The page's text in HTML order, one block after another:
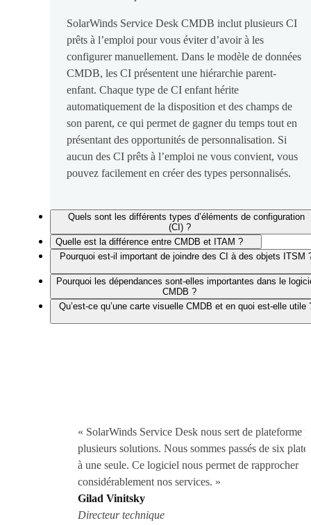
SolarWinds Service Desk CMDB inclut plusieurs CI
prêts à l’emploi pour vous éviter d’avoir à les
configurer manuellement. Dans le modèle de données
CMDB, les CI présentent une hiérarchie parent-
enfant. Chaque type de CI enfant hérite
automatiquement de la disposition et des champs de
son parent, ce qui permet de gagner du temps tout en
présentant des opportunités de personnalisation. Si
aucun des CI prêts à l’emploi ne vous convient, vous
pouvez facilement en créer des types personnalisés.
Quels sont les différents types d’éléments de configuration
(CI) ?
Quelle est la différence entre CMDB et ITAM ?
Pourquoi est-il important de joindre des CI à des objets ITSM
Pourquoi les dépendances sont-elles importantes dans le
CMDB ?
Qu’est-ce qu’une carte visuelle CMDB et en quoi est-elle utile
« SolarWinds Service Desk nous sert de plateforme
plusieurs solutions. Nous sommes passés de six
à une seule. Ce logiciel nous permet de rapprocher
considérablement nos services. »
Gilad Vinitsky
Directeur technique